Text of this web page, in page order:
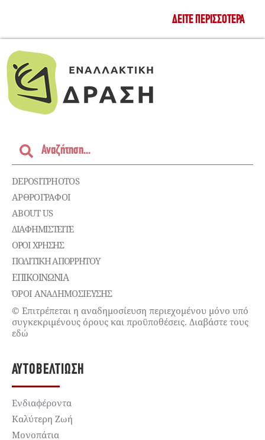
ΔΕΊΤΕ ΠΕΡΙΣΣΌΤΕΡΑ
DEPOSITPHOTOS
ΑΡΘΡΟΓΡΑΦΟΙ
ABOUT US
ΔΙΑΦΗΜΙΣΤΕΊΤΕ
ΌΡΟΙ ΧΡΉΣΗΣ
ΠΟΛΙΤΙΚΉ ΑΠΟΡΡΉΤΟΥ
ΕΠΙΚΟΙΝΩΝΊΑ
ΌΡΟΙ ΑΝΑΔΗΜΟΣΙΕΥΣΗΣ
© Επιτρέπεται η αναδημοσίευση περιεχομένου μόνο υπό
συγκεκριμένους όρους και προϋποθέσεις. Διαβάστε τους
εδώ
ΑΥΤΟΒΕΛΤΊΩΣΗ
Ενδιαφέροντα
Καλύτερη Ζωή
Μονοπάτια